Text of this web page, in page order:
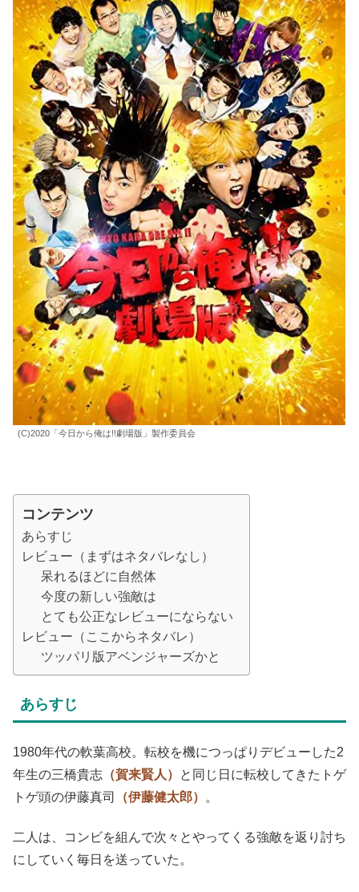
(C)2020「今日から俺は!!劇場版」製作委員会
コンテンツ
あらすじ
レビュー（まずはネタバレなし）
呆れるほどに自然体
今度の新しい強敵は
とても公正なレビューにならない
レビュー（ここからネタバレ）
ツッパリ版アベンジャーズかと
あらすじ
1980年代の軟葉高校。転校を機につっぱりデビューした2
年生の三橋貴志 （賀来賢人）
と同じ日に転校してきたトゲ
トゲ頭の伊藤真司
（伊藤健太郎） 。
二人は、コンビを組んで次々とやってくる強敵を返り討ち
にしていく毎日を送っていた。